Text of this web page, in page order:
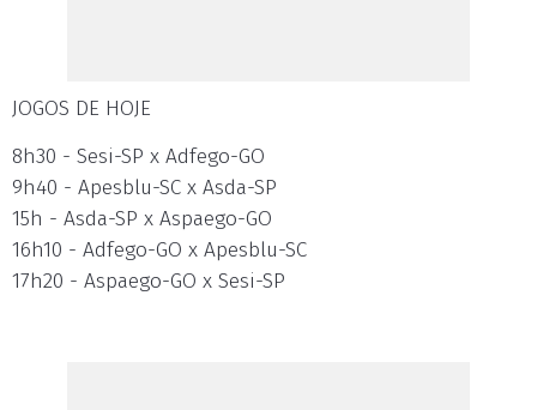
JOGOS DE HOJE
8h30 - Sesi-SP x Adfego-GO
9h40 - Apesblu-SC x Asda-SP
15h - Asda-SP x Aspaego-GO
16h10 - Adfego-GO x Apesblu-SC
17h20 - Aspaego-GO x Sesi-SP